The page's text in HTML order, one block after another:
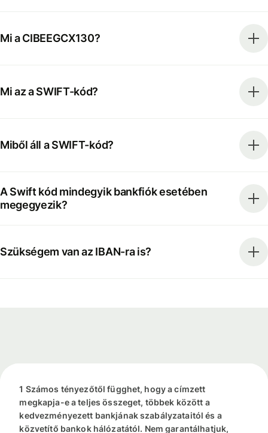
Mi a CIBEEGCX130?
Mi az a SWIFT-kód?
Miből áll a SWIFT-kód?
A Swift kód mindegyik bankfiók esetében
megegyezik?
Szükségem van az IBAN-ra is?
1 Számos tényezőtől függhet, hogy a címzett
megkapja-e a teljes összeget, többek között a
kedvezményezett bankjának szabályzataitól és a
közvetítő bankok hálózatától. Nem garantálhatjuk,